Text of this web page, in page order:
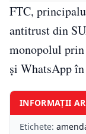
FTC,
antitrust din
monopolul
și WhatsApp
INFORMAȚII
Etichete: